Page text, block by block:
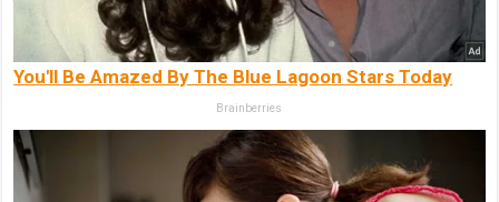
You'll Be Amazed By The Blue Lagoon Stars Today
Brainberries